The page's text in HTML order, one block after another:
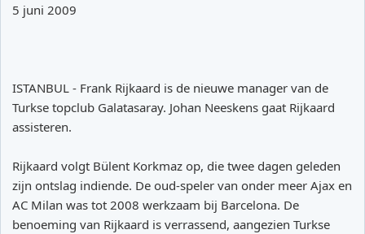
5 juni 2009
ISTANBUL - Frank Rijkaard is de nieuwe manager van de
Turkse topclub Galatasaray. Johan Neeskens gaat Rijkaard
assisteren.
Rijkaard volgt Bülent Korkmaz op, die twee dagen geleden
zijn ontslag indiende. De oud-speler van onder meer Ajax en
AC Milan was tot 2008 werkzaam bij Barcelona. De
benoeming van Rijkaard is verrassend, aangezien Turkse